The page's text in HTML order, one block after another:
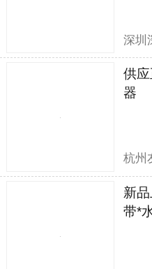
供
器
杭州
新
带*